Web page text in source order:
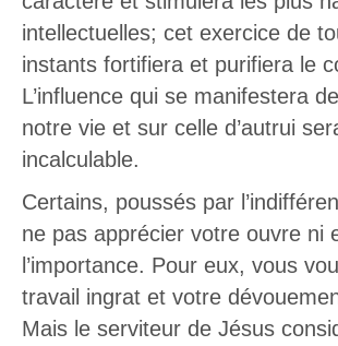
intellectuelles; cet exercice de
instants fortifiera et purifiera le
L’influence qui se manifestera
notre vie et sur celle d’autrui
incalculable.
Certains, poussés par
ne pas apprécier votre ouvre ni
l’importance. Pour eux, vous
travail ingrat et votre
Mais le serviteur de Jésus